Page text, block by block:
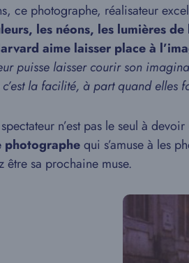
ce photographe, réalisateur
les néons, les lumières
aime laisser place à
puisse laisser courir son
la facilité, à part quand elles
n’est pas le seul à
photographequi s’amuse à les
être sa prochaine muse.